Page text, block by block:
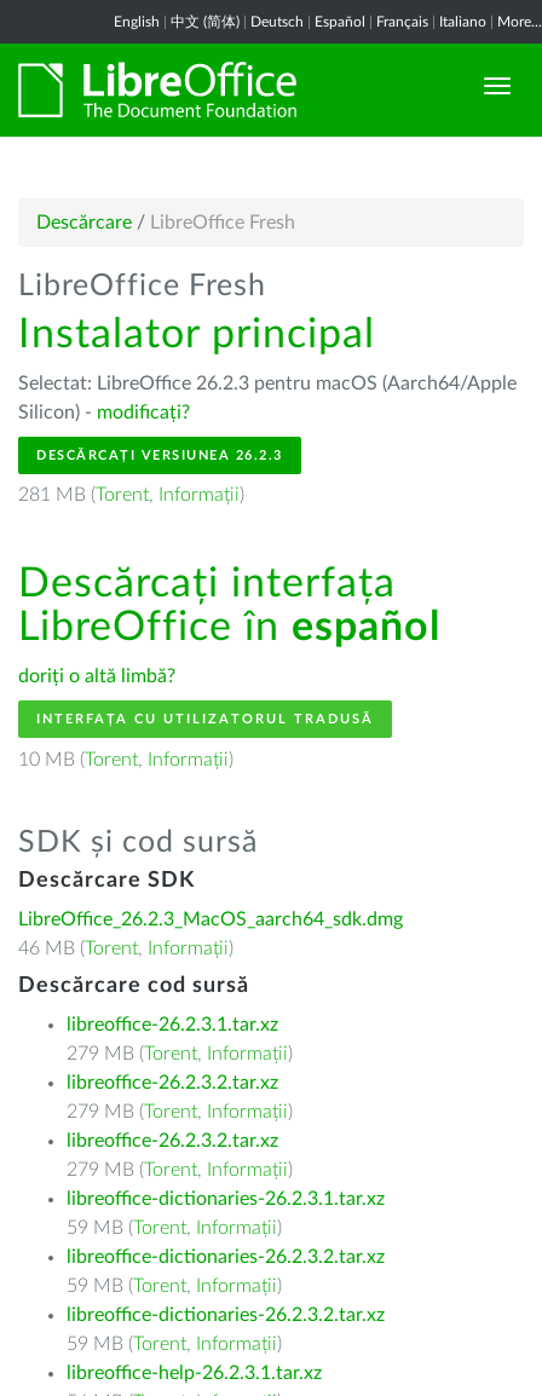
English 中文 (简体) Deutsch Español Français Italiano More...
Descărcare / LibreOffice Fresh
LibreOffice Fresh
Instalator principal
Selectat: LibreOffice 26.2.3 pentru macOS (Aarch64/Apple
Silicon) - modificați?
DESCĂRCAȚI VERSIUNEA 26.2.3
281 MB (Torent, Informații)
Descărcați interfața
LibreOffice în español
doriți o altă limbă?
INTERFAȚA CU UTILIZATORUL TRADUSĂ
10 MB (Torent, Informații)
SDK și cod sursă
Descărcare SDK
LibreOffice_26.2.3_MacOS_aarch64_sdk.dmg
46 MB (Torent, Informații)
Descărcare cod sursă
libreoffice-26.2.3.1.tar.xz
279 MB (Torent, Informații)
libreoffice-26.2.3.2.tar.xz
279 MB (Torent, Informații)
libreoffice-26.2.3.2.tar.xz
279 MB (Torent, Informații)
libreoffice-dictionaries-26.2.3.1.tar.xz
59 MB (Torent, Informații)
libreoffice-dictionaries-26.2.3.2.tar.xz
59 MB (Torent, Informații)
libreoffice-dictionaries-26.2.3.2.tar.xz
59 MB (Torent, Informații)
libreoffice-help-26.2.3.1.tar.xz